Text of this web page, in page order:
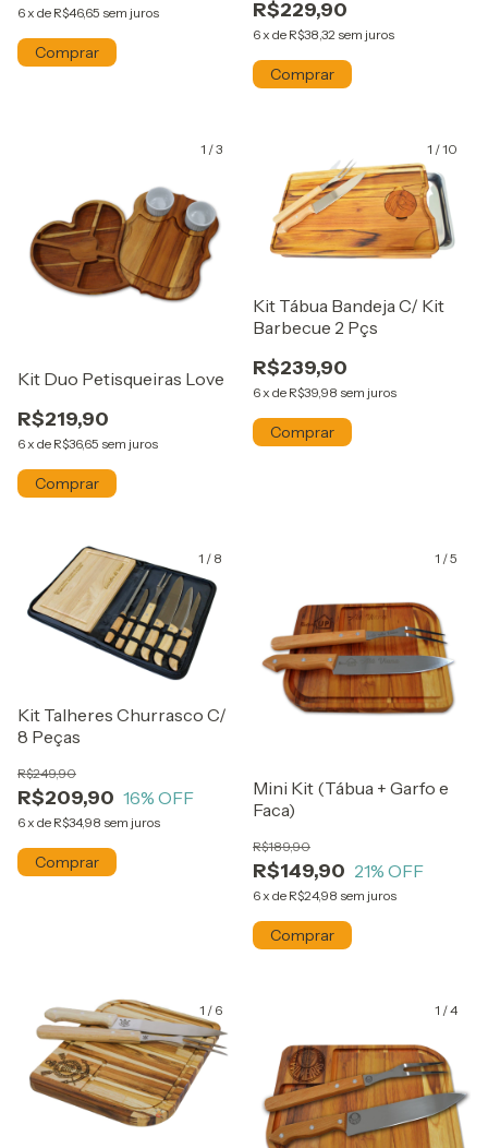
6x de R$46,65 sem juros R$229,90
6x de R$38,32 sem juros
1 /3
Kit Duo Petisqueiras Love
R$219,90
6x de R$36,65 sem juros
1 /10
Kit Tábua Bandeja C/ Kit
Barbecue 2 Pçs
R$239,90
6 x de R$39,98 sem juros
1 / 8
Kit Talheres Churrasco C/
8 Peças
R$209,90
R$249,90
16% OFF
6x de R$34,98 sem juros
1 /5
Mini Kit (Tábua + Garfo e
Faca)
R$149,90
R$189,90
21% OFF
6x de R$24,98 sem juros
1 / 6 1 /4